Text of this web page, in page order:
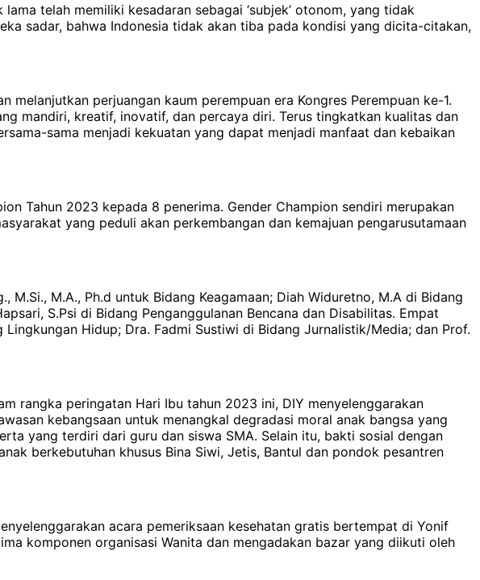
telah memiliki kesadaran sebagai ‘subjek’ otonom, yang tidak
sadar, bahwa Indonesia tidak akan tiba pada kondisi yang dicita-citakan,
melanjutkan perjuangan kaum perempuan era Kongres Perempuan ke-1.
mandiri, kreatif, inovatif, dan percaya diri. Terus tingkatkan kualitas dan
sama menjadi kekuatan yang dapat menjadi manfaat dan kebaikan
Tahun 2023 kepada 8 penerima. Gender Champion sendiri merupakan
yang peduli akan perkembangan dan kemajuan pengarusutamaan
M.A., Ph.d untuk Bidang Keagamaan; Diah Widuretno, M.A di Bidang
S.Psi di Bidang Penganggulanan Bencana dan Disabilitas. Empat
Hidup; Dra. Fadmi Sustiwi di Bidang Jurnalistik/Media; dan Prof.
rangka peringatan Hari Ibu tahun 2023 ini, DIY menyelenggarakan
kebangsaan untuk menangkal degradasi moral anak bangsa yang
yang terdiri dari guru dan siswa SMA. Selain itu, bakti sosial dengan
berkebutuhan khusus Bina Siwi, Jetis, Bantul dan pondok pesantren
acara pemeriksaan kesehatan gratis bertempat di Yonif
komponen organisasi Wanita dan mengadakan bazar yang diikuti oleh